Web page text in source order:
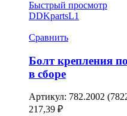
Быстрый просмотр
DDKpartsL1
Сравнить
Болт крепления
в сборе
Артикул: 782.2002
217,39 ₽